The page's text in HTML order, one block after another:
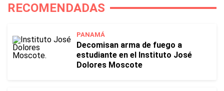
RECOMENDADAS
PANAMÁ
Decomisan arma de fuego a
estudiante en el Instituto José
Dolores Moscote